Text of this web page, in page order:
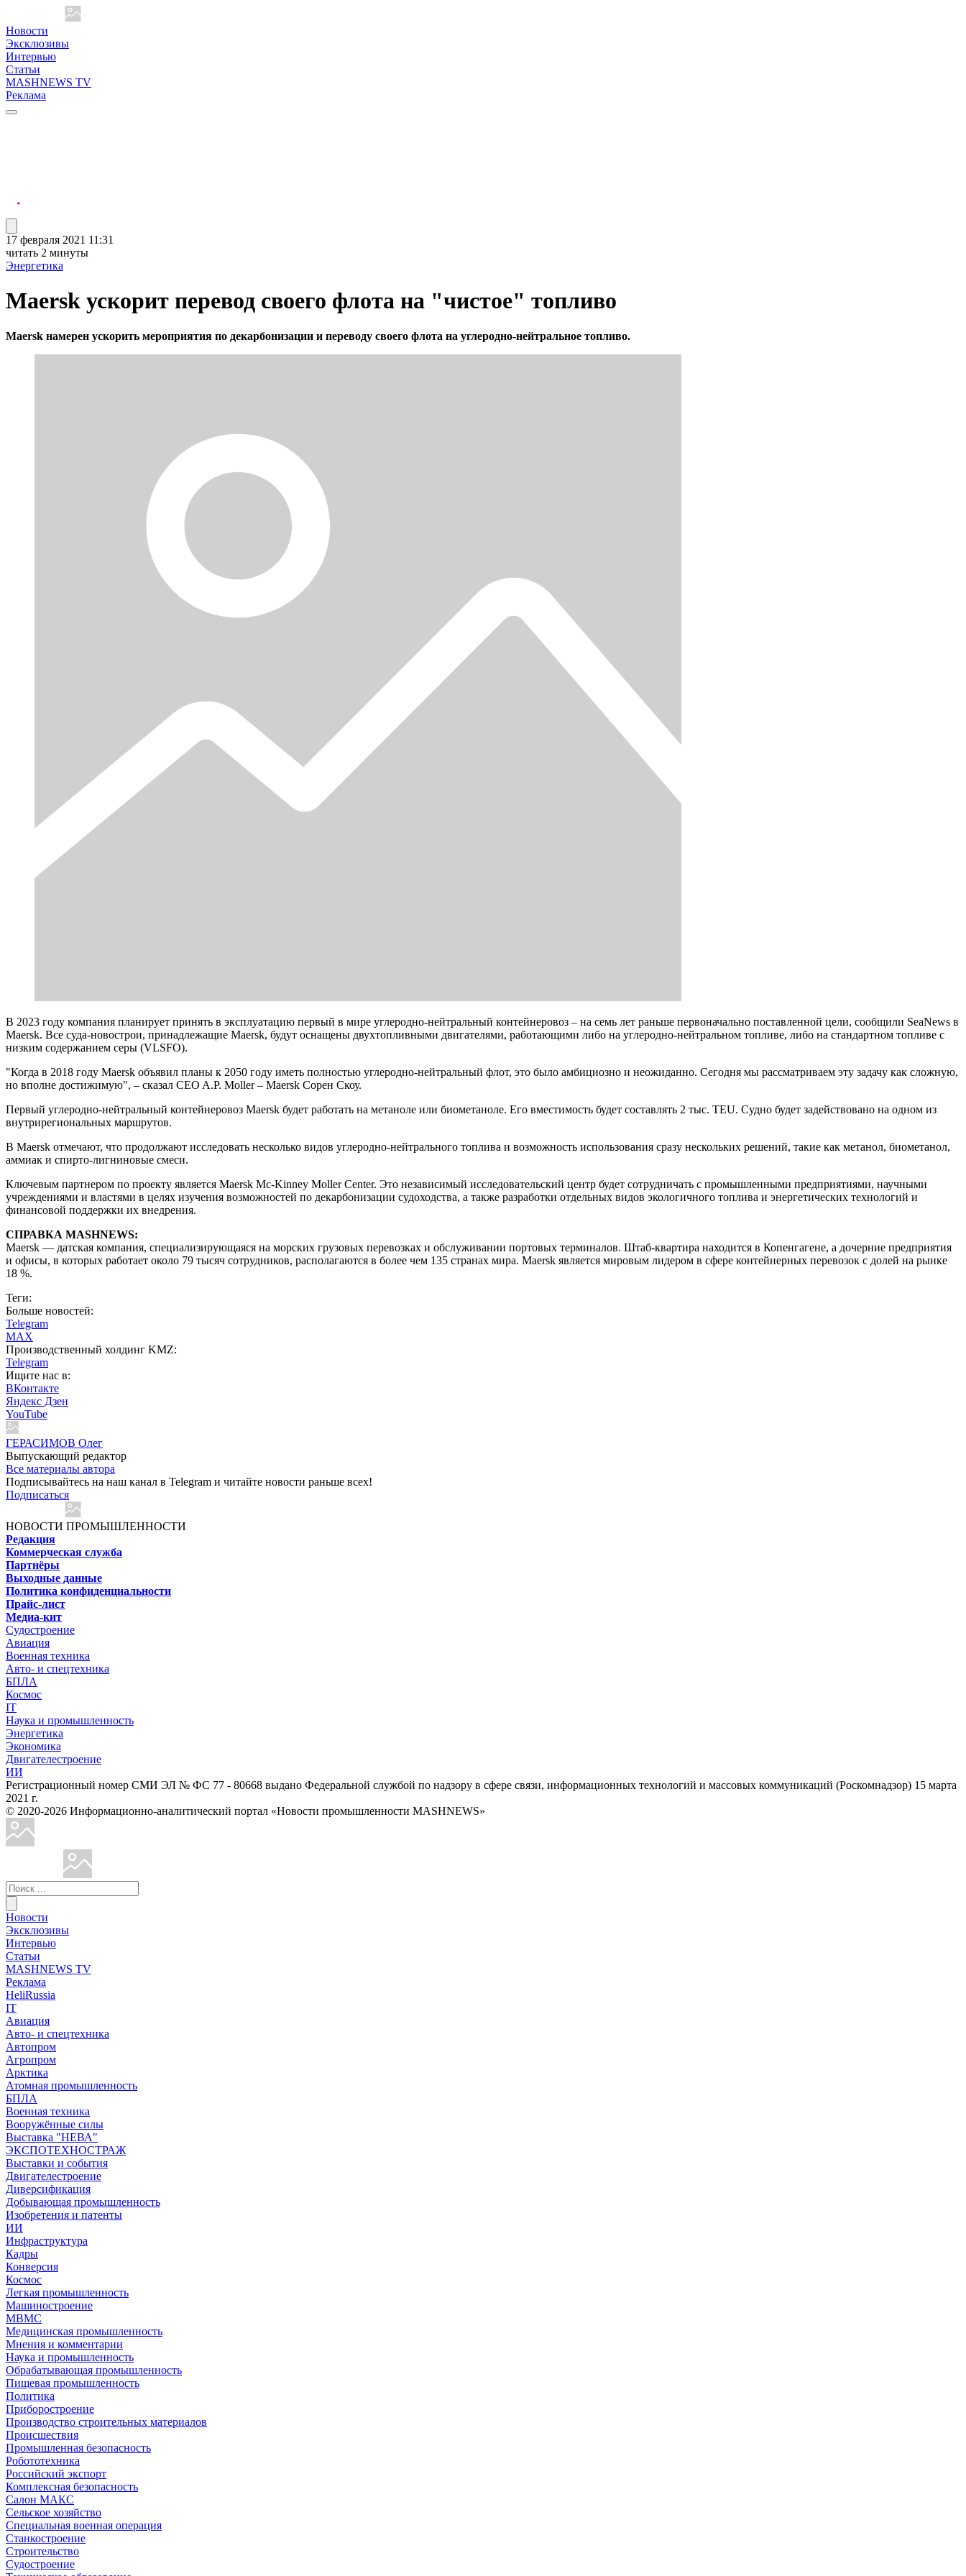
Новости
Эксклюзивы
Интервью
Статьи
MASHNEWS TV
Реклама
17 февраля 2021 11:31
читать 2 минуты
Энергетика
Maersk ускорит перевод своего флота на "чистое" топливо
Maersk намерен ускорить мероприятия по декарбонизации и переводу своего флота на углеродно-нейтральное топливо.
В 2023 году компания планирует принять в эксплуатацию первый в мире углеродно-нейтральный контейнеровоз – на семь лет раньше первоначально поставленной цели, сообщили SeaNews в
Maersk. Все суда-новострои, принадлежащие Maersk, будут оснащены двухтопливными двигателями, работающими либо на углеродно-нейтральном топливе, либо на стандартном топливе с
низким содержанием серы (VLSFO).
"Когда в 2018 году Maersk объявил планы к 2050 году иметь полностью углеродно-нейтральный флот, это было амбициозно и неожиданно. Сегодня мы рассматриваем эту задачу как сложную,
но вполне достижимую", – сказал CEO A.P. Moller – Maersk Сорен Скоу.
Первый углеродно-нейтральный контейнеровоз Maersk будет работать на метаноле или биометаноле. Его вместимость будет составлять 2 тыс. TEU. Судно будет задействовано на одном из
внутрирегиональных маршрутов.
В Maersk отмечают, что продолжают исследовать несколько видов углеродно-нейтрального топлива и возможность использования сразу нескольких решений, такие как метанол, биометанол,
аммиак и спирто-лигниновые смеси.
Ключевым партнером по проекту является Maersk Mc-Kinney Moller Center. Это независимый исследовательский центр будет сотрудничать с промышленными предприятиями, научными
учреждениями и властями в целях изучения возможностей по декарбонизации судоходства, а также разработки отдельных видов экологичного топлива и энергетических технологий и
финансовой поддержки их внедрения.
СПРАВКА MASHNEWS:
Maersk — датская компания, специализирующаяся на морских грузовых перевозках и обслуживании портовых терминалов. Штаб-квартира находится в Копенгагене, а дочерние предприятия
и офисы, в которых работает около 79 тысяч сотрудников, располагаются в более чем 135 странах мира. Maersk является мировым лидером в сфере контейнерных перевозок с долей на рынке
18 %.
Теги:
Больше новостей:
Telegram
MAX
Производственный холдинг KMZ:
Telegram
Ищите нас в:
ВКонтакте
Яндекс Дзен
YouTube
ГЕРАСИМОВ Олег
Выпускающий редактор
Все материалы автора
Подписывайтесь на наш канал в Telegram и читайте новости раньше всех!
Подписаться
НОВОСТИ ПРОМЫШЛЕННОСТИ
Редакция
Коммерческая служба
Партнёры
Выходные данные
Политика конфиденциальности
Прайс-лист
Медиа-кит
Судостроение
Авиация
Военная техника
Авто- и спецтехника
БПЛА
Космос
IT
Наука и промышленность
Энергетика
Экономика
Двигателестроение
ИИ
Регистрационный номер СМИ ЭЛ № ФС 77 - 80668 выдано Федеральной службой по надзору в сфере связи, информационных технологий и массовых коммуникаций (Роскомнадзор) 15 марта
2021 г.
© 2020-2026 Информационно-аналитический портал «Новости промышленности MASHNEWS»
Новости
Эксклюзивы
Интервью
Статьи
MASHNEWS TV
Реклама
HeliRussia
IT
Авиация
Авто- и спецтехника
Автопром
Агропром
Арктика
Атомная промышленность
БПЛА
Военная техника
Вооружённые силы
Выставка "НЕВА"
ЭКСПОТЕХНОСТРАЖ
Выставки и события
Двигателестроение
Диверсификация
Добывающая промышленность
Изобретения и патенты
ИИ
Инфраструктура
Кадры
Конверсия
Космос
Легкая промышленность
Машиностроение
МВМС
Медицинская промышленность
Мнения и комментарии
Наука и промышленность
Обрабатывающая промышленность
Пищевая промышленность
Политика
Приборостроение
Производство строительных материалов
Происшествия
Промышленная безопасность
Робототехника
Российский экспорт
Комплексная безопасность
Салон МАКС
Сельское хозяйство
Специальная военная операция
Станкостроение
Строительство
Судостроение